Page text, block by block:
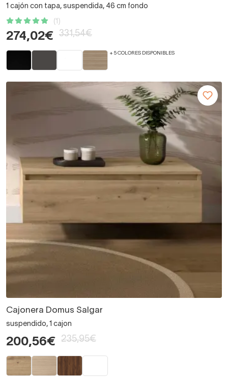
1 cajón con tapa, suspendida, 46 cm fondo
(1)
274,02€ 331,54€
+ 5 COLORES DISPONIBLES
Cajonera Domus Salgar
suspendido, 1 cajon
200,56€ 235,95€